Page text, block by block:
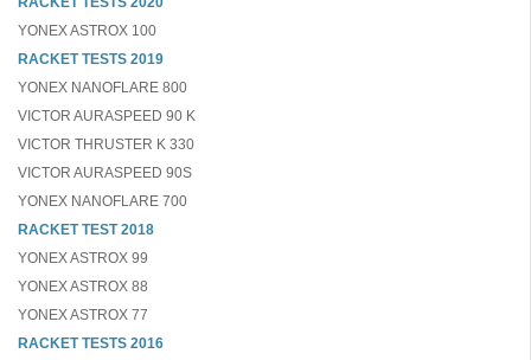
YONEX ASTROX 100
RACKET TESTS 2019
YONEX NANOFLARE 800
VICTOR AURASPEED 90 K
VICTOR THRUSTER K 330
VICTOR AURASPEED 90S
YONEX NANOFLARE 700
RACKET TEST 2018
YONEX ASTROX 99
YONEX ASTROX 88
YONEX ASTROX 77
RACKET TESTS 2016